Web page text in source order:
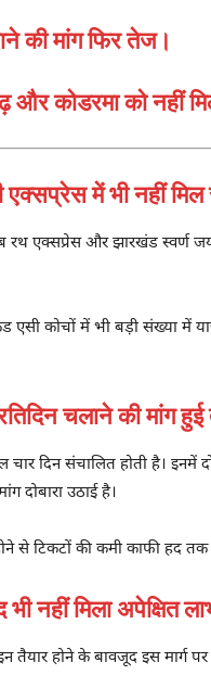
की मांग फिर तेज।
और कोडरमा को नहीं
में भी नहीं मिल
रथ एक्सप्रेस और झारखंड
कोचों में भी बड़ी संख्या में
चलाने की मांग
दिन संचालित होती है। इनमें
दोबारा उठाई है।
से टिकटों की कमी काफी हद तक
नहीं मिला अपेक्षित
तैयार होने के बावजूद इस